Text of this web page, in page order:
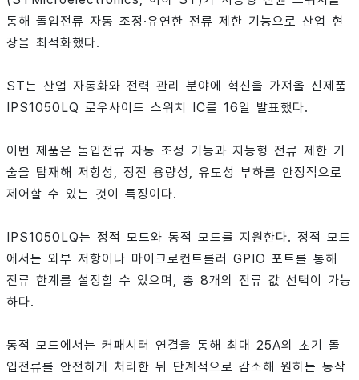
통해 돌입전류 자동 조정·유연한 전류 제한 기능으로 산업 현
장을 최적화했다.
ST는 산업 자동화와 전력 관리 분야에 혁신을 가져올 신제품
IPS1050LQ 로우사이드 스위치 IC를 16일 발표했다.
이번 제품은 돌입전류 자동 조정 기능과 지능형 전류 제한 기
술을 탑재해 저항성, 정전 용량성, 유도성 부하를 안정적으로
제어할 수 있는 것이 특징이다.
IPS1050LQ는 정적 모드와 동적 모드를 지원한다. 정적 모드
에서는 외부 저항이나 마이크로컨트롤러 GPIO 포트를 통해
전류 한계를 설정할 수 있으며, 총 8개의 전류 값 선택이 가능
하다.
동적 모드에서는 커패시터 연결을 통해 최대 25A의 초기 돌
입전류를 안전하게 처리한 뒤 단계적으로 감소해 원하는 동작